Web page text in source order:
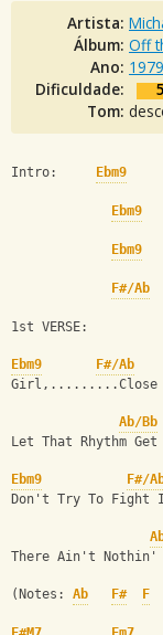
Artista:
Álbum: Off
Ano: 1979
Dificuldade:
Tom:
Intro: Ebm9
Ebm9
Ebm9
F#/Ab
1st VERSE:
Ebm9
F#/Ab
Girl,.........Close
Ab/Bb
Let That Rhythm
Ebm9
F#/
Don't Try To Fight
There Ain't Nothin'
(Notes: Ab F# F